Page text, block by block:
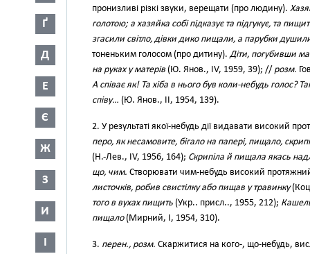
Ґ
Д
Е
Є
Ж
З
И
І
пронизливі різкі звуки, верещати (про людину).
голотою; а хазяйка собі підказує та підгукує, та
згасили світло, дівки дико пищали, а парубки
тоненьким голосом (про дитину).Діти, погубивши
на руках у матерів (Ю. Янов., IV, 1959, 39); // розм.
А співає як! Та хіба в нього був коли-небудь голос?
співу… (Ю. Янов., II, 1954, 139).
2. У результаті якої-небудь дії видавати високий
перо, як несамовите, бігало на папері, пищало,
(Н.-Лев., IV, 1956, 164); Скрипіла й пищала якась
що, чим. Створювати чим-небудь високий
листочків, робив свистілку або пищав у травинку
того в вухах пищить (Укр.. присл.., 1955, 212);
пищало(Мирний, І, 1954, 310).
3. перен., розм. Скаржитися на кого-, що-небудь,